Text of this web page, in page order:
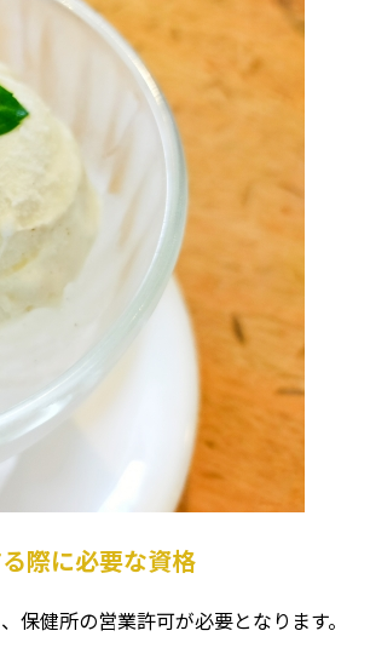
際に必要な資格
健所の営業許可が必要となります。